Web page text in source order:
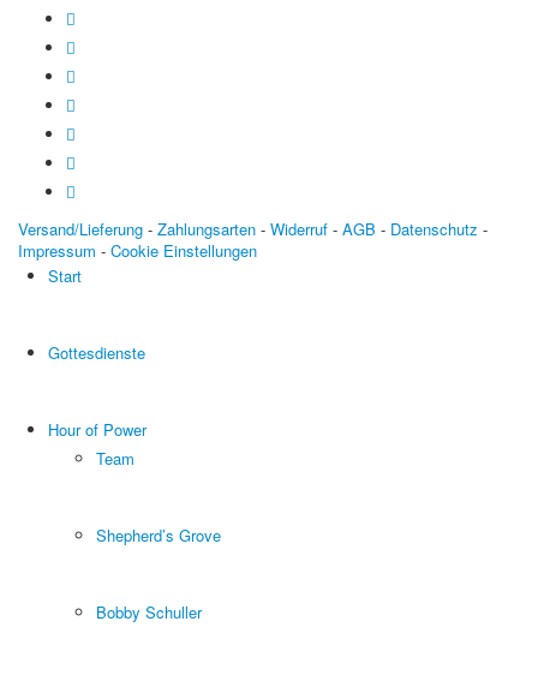
Versand/Lieferung - Zahlungsarten - Widerruf - AGB - Datenschutz -
Impressum - Cookie Einstellungen
Start
Gottesdienste
Hour of Power
Team
Shepherd’s Grove
Bobby Schuller